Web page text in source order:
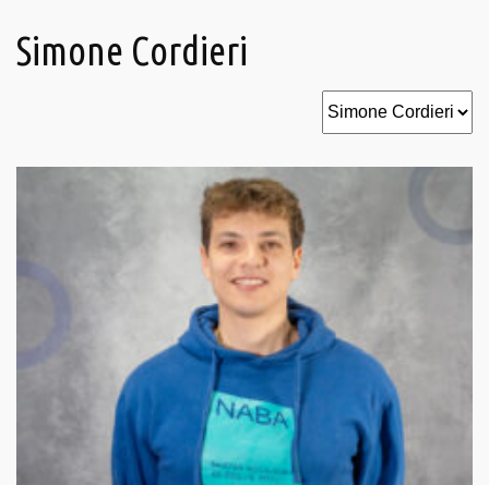
Simone Cordieri